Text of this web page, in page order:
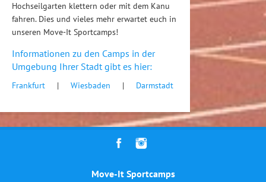
Hochseilgarten klettern oder mit dem Kanu
fahren. Dies und vieles mehr erwartet euch in
unseren Move-It Sportcamps!
Informationen zu den Camps in der
Umgebung Ihrer Stadt gibt es hier:
Frankfurt | Wiesbaden | Darmstadt
Move-It Sportcamps